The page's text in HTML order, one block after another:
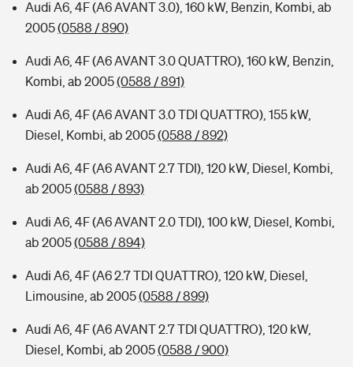
Audi A6, 4F (A6 AVANT 3.0), 160 kW, Benzin, Kombi, ab
2005(0588 / 890)
Audi A6, 4F (A6 AVANT 3.0 QUATTRO), 160 kW, Benzin,
Kombi, ab 2005(0588 / 891)
Audi A6, 4F (A6 AVANT 3.0 TDI QUATTRO), 155 kW,
Diesel, Kombi, ab 2005(0588 / 892)
Audi A6, 4F (A6 AVANT 2.7 TDI), 120 kW, Diesel, Kombi,
ab 2005(0588 / 893)
Audi A6, 4F (A6 AVANT 2.0 TDI), 100 kW, Diesel, Kombi,
ab 2005(0588 / 894)
Audi A6, 4F (A6 2.7 TDI QUATTRO), 120 kW, Diesel,
Limousine, ab 2005(0588 / 899)
Audi A6, 4F (A6 AVANT 2.7 TDI QUATTRO), 120 kW,
Diesel, Kombi, ab 2005(0588 / 900)